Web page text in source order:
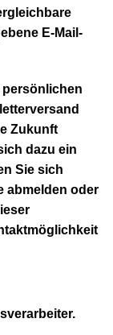
E-Mail-
persönlichen
Zukunft
dazu ein
Sie sich
abmelden oder